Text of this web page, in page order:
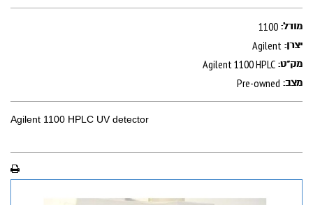
מודל: 1100
יצרן: Agilent
מק"ט: Agilent 1100 HPLC
מצב: Pre-owned
Agilent 1100 HPLC UV detector